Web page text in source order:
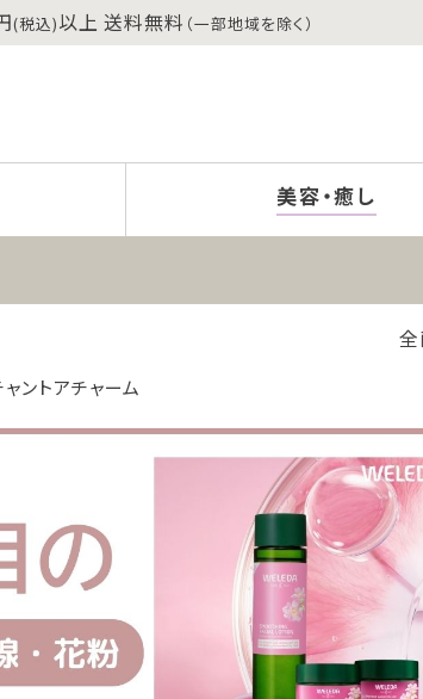
(税込)以上 送料無料 （一部地域を除く）
美容・癒し
ントアチャーム